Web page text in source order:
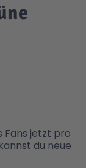
Fans jetzt pro
du neue